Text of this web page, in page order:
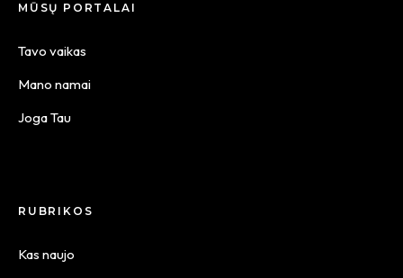
MŪSŲ PORTALAI
Tavo vaikas
Mano namai
Joga Tau
RUBRIKOS
Kas naujo